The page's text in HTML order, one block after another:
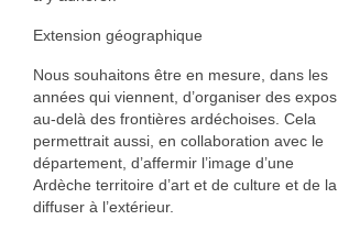
Extension géographique
Nous souhaitons être en mesure, dans les
années qui viennent, d’organiser des expos
au-delà des frontières ardéchoises. Cela
permettrait aussi, en collaboration avec le
département, d’affermir l’image d’une
Ardèche territoire d’art et de culture et de la
diffuser à l’extérieur.